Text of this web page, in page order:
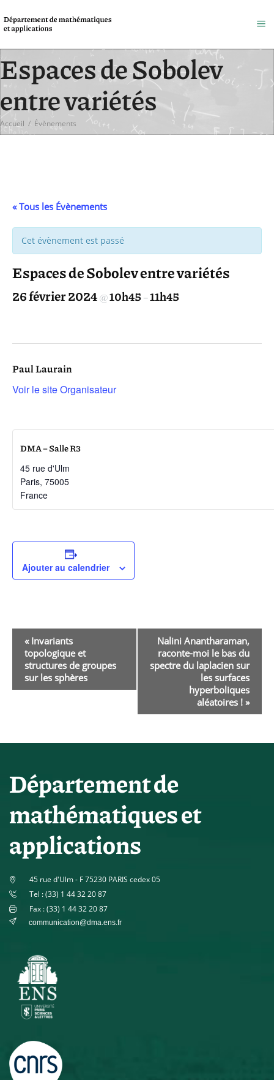
Espaces de Sobolev
entre variétés
Accueil / Évènements
« Tous les Évènements
Cet évènement est passé
Espaces de Sobolev entre variétés
26 février 2024@10h45–11h45
Paul Laurain
Voir le site Organisateur
DMA – Salle R3
45 rue d'Ulm
Paris, 75005
France
Ajouter au calendrier
Navigation
Évènement
«Invariants
topologique et
structures de groupes
sur les sphères
Nalini Anantharaman,
raconte-moi le bas du
spectre du laplacien sur
les surfaces
hyperboliques
aléatoires ! »
Département de
mathématiques et
applications
45 rue d'Ulm - F 75230 PARIS cedex 05
Tel : (33) 1 44 32 20 87
Fax : (33) 1 44 32 20 87
communication@dma.ens.fr